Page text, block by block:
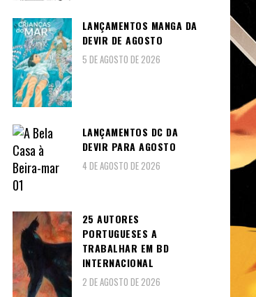
LANÇAMENTOS MANGA DA
DEVIR DE AGOSTO
5 DE AGOSTO DE 2026
LANÇAMENTOS DC DA
DEVIR PARA AGOSTO
4 DE AGOSTO DE 2026
25 AUTORES
PORTUGUESES A
TRABALHAR EM BD
INTERNACIONAL
2 DE AGOSTO DE 2026